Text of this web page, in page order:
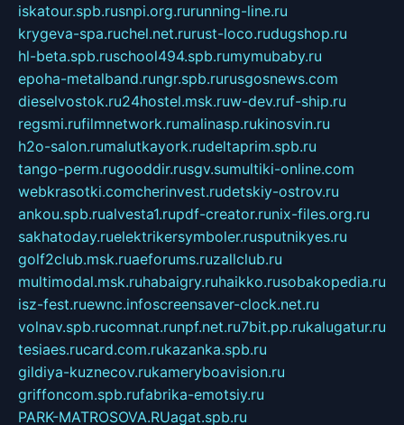
iskatour.spb.rusnpi.org.rurunning-line.ru
krygeva-spa.ruchel.net.rurust-loco.rudugshop.ru
hl-beta.spb.ruschool494.spb.rumymubaby.ru
epoha-metalband.rungr.spb.rurusgosnews.com
dieselvostok.ru24hostel.msk.ruw-dev.ruf-ship.ru
regsmi.rufilmnetwork.rumalinasp.rukinosvin.ru
h2o-salon.rumalutkayork.rudeltaprim.spb.ru
tango-perm.rugooddir.rusgv.sumultiki-online.com
webkrasotki.comcherinvest.rudetskiy-ostrov.ru
ankou.spb.rualvesta1.rupdf-creator.runix-files.org.ru
sakhatoday.ruelektrikersymboler.rusputnikyes.ru
golf2club.msk.ruaeforums.ruzallclub.ru
multimodal.msk.ruhabaigry.ruhaikko.rusobakopedia.ru
isz-fest.ruewnc.infoscreensaver-clock.net.ru
volnav.spb.rucomnat.runpf.net.ru7bit.pp.rukalugatur.ru
tesiaes.rucard.com.rukazanka.spb.ru
gildiya-kuznecov.rukameryboavision.ru
griffoncom.spb.rufabrika-emotsiy.ru
PARK-MATROSOVA.RUagat.spb.ru